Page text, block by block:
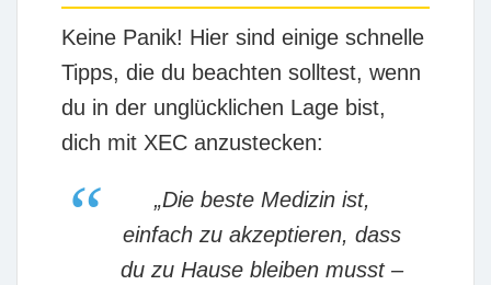
Keine Panik! Hier sind einige schnelle
Tipps, die du beachten solltest, wenn
du in der unglücklichen Lage bist,
dich mit XEC anzustecken:
„Die beste Medizin ist,
einfach zu akzeptieren, dass
du zu Hause bleiben musst –